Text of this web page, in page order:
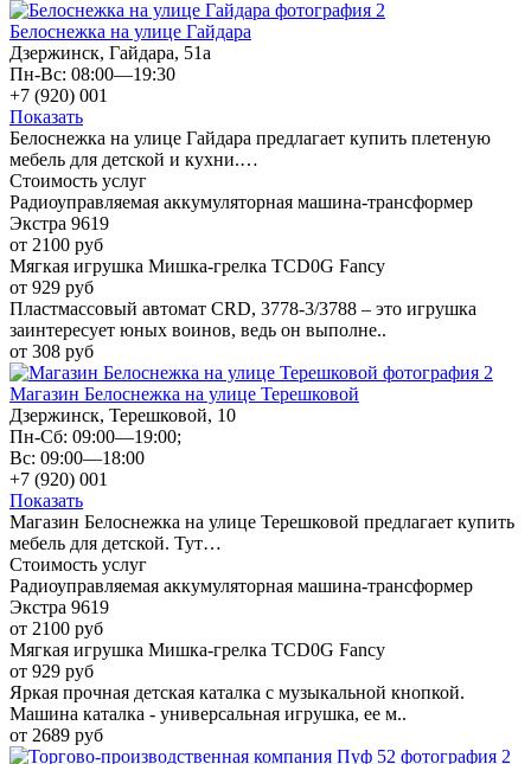
Белоснежка на улице Гайдара
Дзержинск, Гайдара, 51а
Пн-Вс: 08:00—19:30
+7 (920) 001
Показать
Белоснежка на улице Гайдара предлагает купить плетеную
мебель для детской и кухни.…
Стоимость услуг
Радиоуправляемая аккумуляторная машина-трансформер
Экстра 9619
от 2100 руб
Мягкая игрушка Мишка-грелка TCD0G Fancy
от 929 руб
Пластмассовый автомат CRD, 3778-3/3788 – это игрушка
заинтересует юных воинов, ведь он выполне..
от 308 руб
Магазин Белоснежка на улице Терешковой
Дзержинск, Терешковой, 10
Пн-Сб: 09:00—19:00;
Вс: 09:00—18:00
+7 (920) 001
Показать
Магазин Белоснежка на улице Терешковой предлагает купить
мебель для детской. Тут…
Стоимость услуг
Радиоуправляемая аккумуляторная машина-трансформер
Экстра 9619
от 2100 руб
Мягкая игрушка Мишка-грелка TCD0G Fancy
от 929 руб
Яркая прочная детская каталка с музыкальной кнопкой.
Машина каталка - универсальная игрушка, ее м..
от 2689 руб